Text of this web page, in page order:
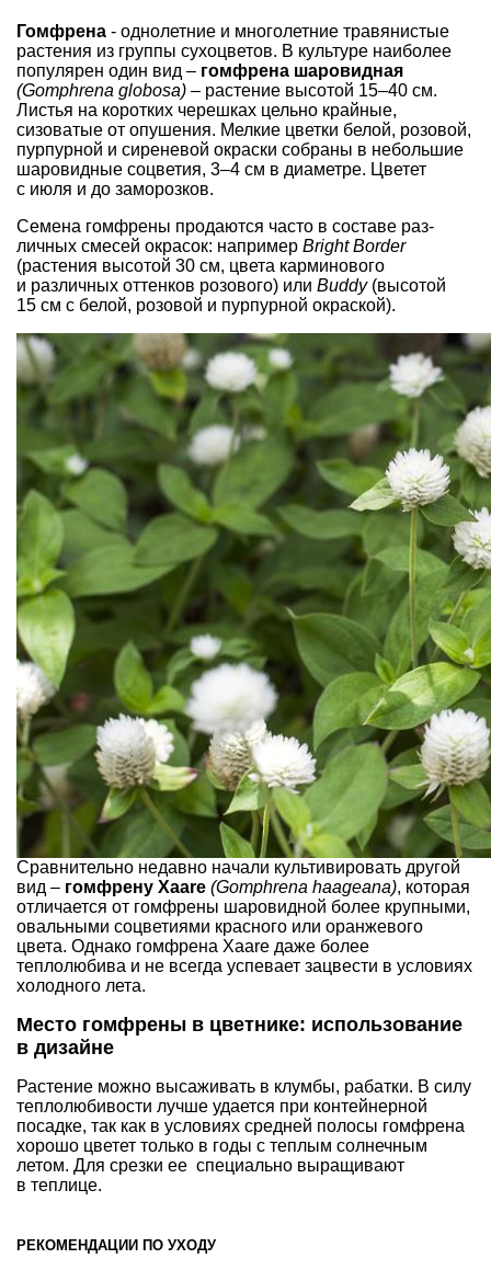
Гомфрена - однолетние и многолетние травянистые
растения из группы сухо­цветов. В культуре наиболее
популярен один вид – гомфрена шаровидная
(Gomphrena globosa) – растение высотой 15–40 см.
Листья на коротких черешках цельно­ крайные,
сизоватые от опушения. Мел­кие цветки белой, розовой,
пурпурной и сиреневой окраски собраны в неболь­шие
шаровидные соцветия, 3–4 см в ди­аметре. Цветет
с июля и до заморозков.
Семена гомфрены продаются часто в составе раз­
личных смесей окрасок: например Bright Border
(растения высотой 30 см, цвета карминового
и различных оттенков ро­зового) или Buddy(высотой
15 см с бе­лой, розовой и пурпурной окраской).
Сравнительно недавно начали куль­тивировать другой
вид – гомфрену Хааrе (Gomphrena haageana), которая
отличается от гомфрены шаровидной более круп­ными,
овальными соцветиями красно­го или оранжевого
цвета. Однако гом­френа Хааrе даже более
теплолюбива и не всегда успевает зацвести в условиях
холодного лета.
Место гомфрены в цветнике: использование
в дизайне
Растение можно высаживать в клумбы, рабатки. В силу
теплолюбивости луч­ше удается при контейнерной
посад­ке, так как в условиях средней полосы гомфрена
хорошо цветет только в годы с теплым солнечным
летом. Для срезки ее специально выращивают
в теплице.
РЕКОМЕНДАЦИИ ПО УХОДУ